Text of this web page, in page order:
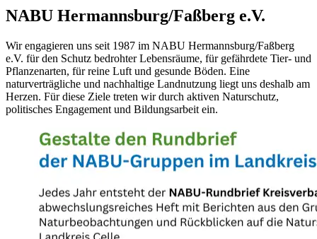
NABU Hermannsburg/Faßberg e.V.
Wir engagieren uns seit 1987 im NABU Hermannsburg/Faßberg
e.V. für den Schutz bedrohter Lebensräume, für gefährdete Tier- und
Pflanzenarten, für reine Luft und gesunde Böden. Eine
naturverträgliche und nachhaltige Landnutzung liegt uns deshalb am
Herzen. Für diese Ziele treten wir durch aktiven Naturschutz,
politisches Engagement und Bildungsarbeit ein.